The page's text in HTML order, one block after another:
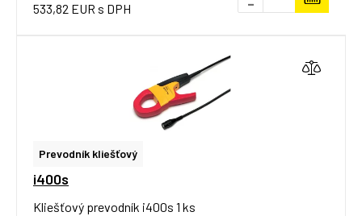
533,82 EUR s DPH
Prevodník kliešťový
i400s
Kliešťový prevodník i400s 1 ks